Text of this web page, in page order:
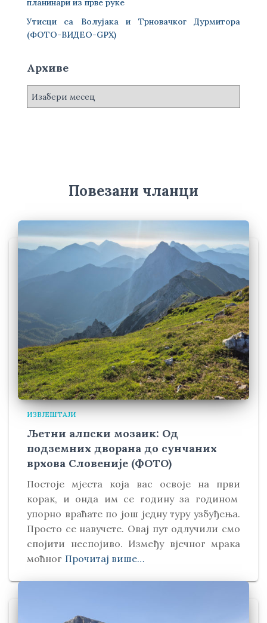
планинари из прве руке
Утисци са Волујака и Трновачког Дурмитора
(ФОТО-ВИДЕО-GPX)
Архиве
А
Повезани чланци
ИЗВЈЕШТАЈИ
Љетни алпски мозаик: Од
подземних дворана до сунчаних
врхова Словеније (ФОТО)
Постоје мјеста која вас освоје на први
корак, и онда им се годину за годином
упорно враћате по још једну туру узбуђења.
Просто се навучете. Овај пут одлучили смо
спојити неспојиво. Између вјечног мрака
моћног Прочитај више…